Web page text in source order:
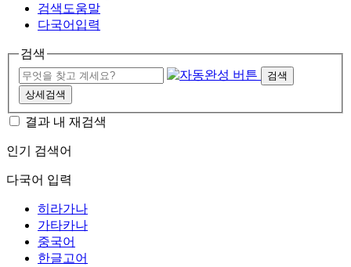
검색도움말
다국어입력
검색
검색
상세검색
결과 내 재검색
인기 검색어
다국어 입력
히라가나
가타카나
중국어
한글고어